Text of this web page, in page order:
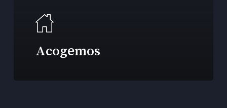
Acogemos